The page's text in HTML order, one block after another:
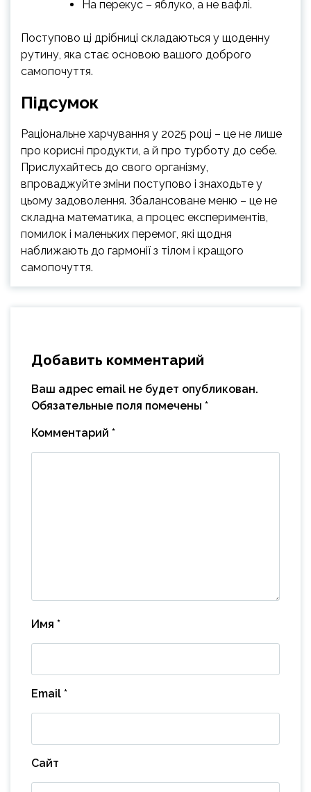
На перекус – яблуко, а не вафлі.
Поступово ці дрібниці складаються у щоденну
рутину, яка стає основою вашого доброго
самопочуття.
Підсумок
Раціональне харчування у 2025 році – це не лише
про корисні продукти, а й про турботу до себе.
Прислухайтесь до свого організму,
впроваджуйте зміни поступово і знаходьте у
цьому задоволення. Збалансоване меню – це не
складна математика, а процес експериментів,
помилок і маленьких перемог, які щодня
наближають до гармонії з тілом і кращого
самопочуття.
Добавить комментарий
Ваш адрес email не будет опубликован.
Обязательные поля помечены *
Комментарий *
Имя *
Email *
Сайт